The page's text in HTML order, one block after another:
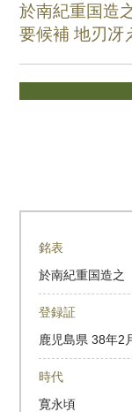
於南紀重国造
要候補 地刃冴
銘表
於南紀重国造之
登録証
鹿児島県 38年2
時代
寛永頃